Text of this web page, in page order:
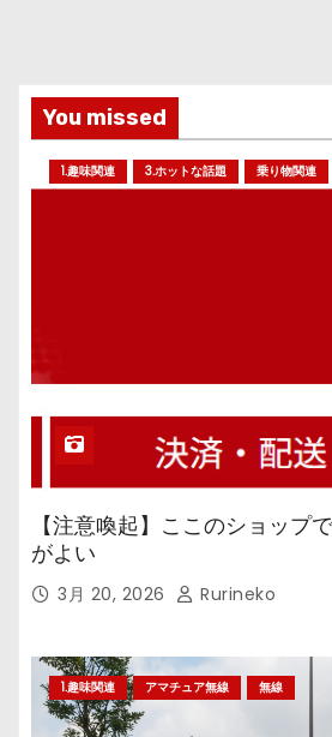
You missed
1.趣味関連 3.ホットな話題 乗り物関連
【注意喚起】ここのショップ
がよい
3月 20, 2026 Rurineko
1.趣味関連 アマチュア無線 無線